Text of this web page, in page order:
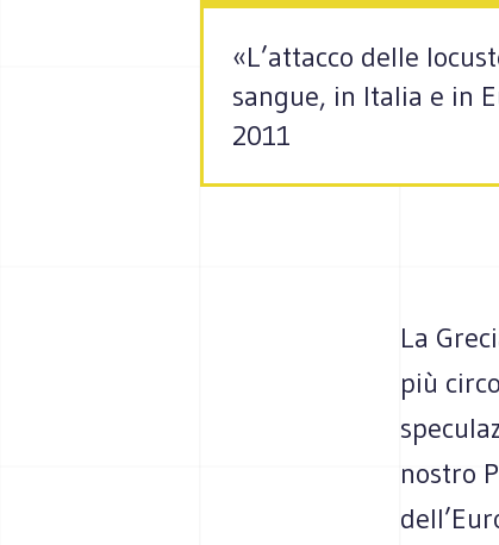
«L’attacco delle
sangue, in Italia e in
2011
La
più
nostro